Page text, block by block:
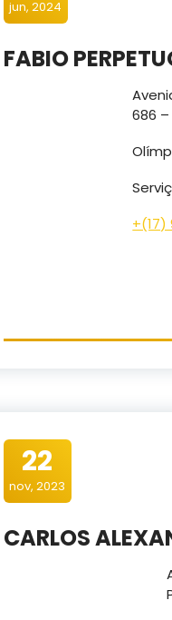
jun, 2024
FABIO
686
+(17)
22
nov, 2023
CARLOS